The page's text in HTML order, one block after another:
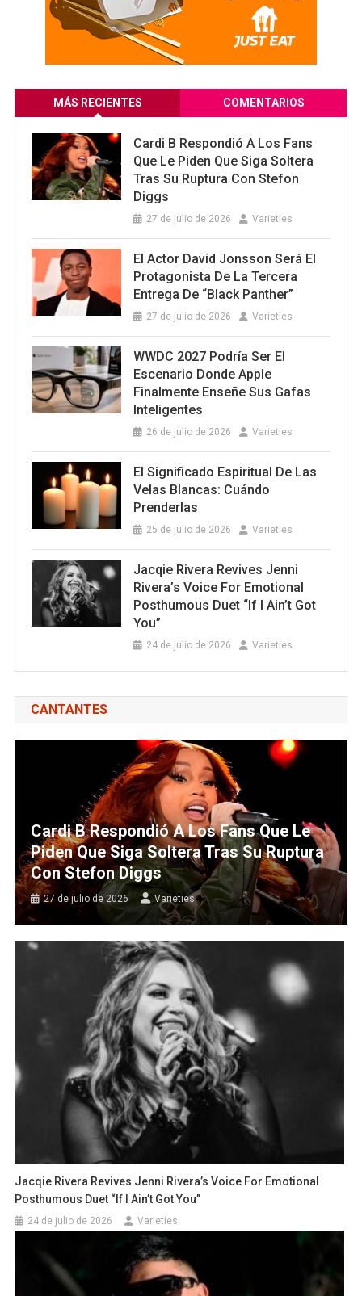
MÁS RECIENTES COMENTARIOS
Cardi B Respondió A Los Fans
Que Le Piden Que Siga Soltera
Tras Su Ruptura Con Stefon
Diggs
27 de julio de 2026 Varieties
El Actor David Jonsson Será El
Protagonista De La Tercera
Entrega De “Black Panther”
27 de julio de 2026 Varieties
WWDC 2027 Podría Ser El
Escenario Donde Apple
Finalmente Enseñe Sus Gafas
Inteligentes
26 de julio de 2026 Varieties
El Significado Espiritual De Las
Velas Blancas: Cuándo
Prenderlas
25 de julio de 2026 Varieties
Jacqie Rivera Revives Jenni
Rivera’s Voice For Emotional
Posthumous Duet “If I Ain’t Got
You”
24 de julio de 2026 Varieties
CANTANTES
Cardi B Respondió A Los Fans Que Le
Piden Que Siga Soltera Tras Su Ruptura
Con Stefon Diggs
27 de julio de 2026 Varieties
Jacqie Rivera Revives Jenni Rivera’s Voice For Emotional
Posthumous Duet “If I Ain’t Got You”
24 de julio de 2026 Varieties